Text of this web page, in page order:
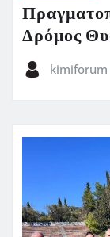
Δρόμος
kimiforum